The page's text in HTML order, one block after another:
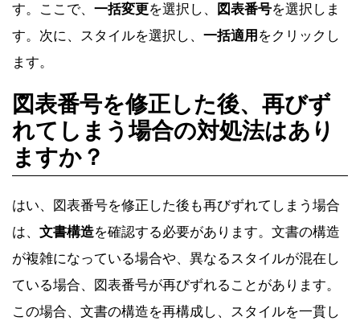
す。ここで、 一括変更を選択し、 図表番号を選択しま
す。次に、スタイルを選択し、 一括適用 をクリックし
ます。
図表番号を修正した後、再びず
れてしまう場合の対処法はあり
ますか？
はい、図表番号を修正した後も再びずれてしまう場合
は、 文書構造を確認する必要があります。文書の構造
が複雑になっている場合や、異なるスタイルが混在し
ている場合、図表番号が再びずれることがあります。
この場合、文書の構造を再構成し、スタイルを一貫し